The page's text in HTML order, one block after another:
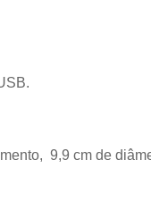
9,9 cm de